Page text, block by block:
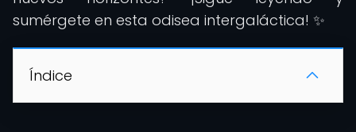
sumérgete en esta odisea intergaláctica! ✨
Índice